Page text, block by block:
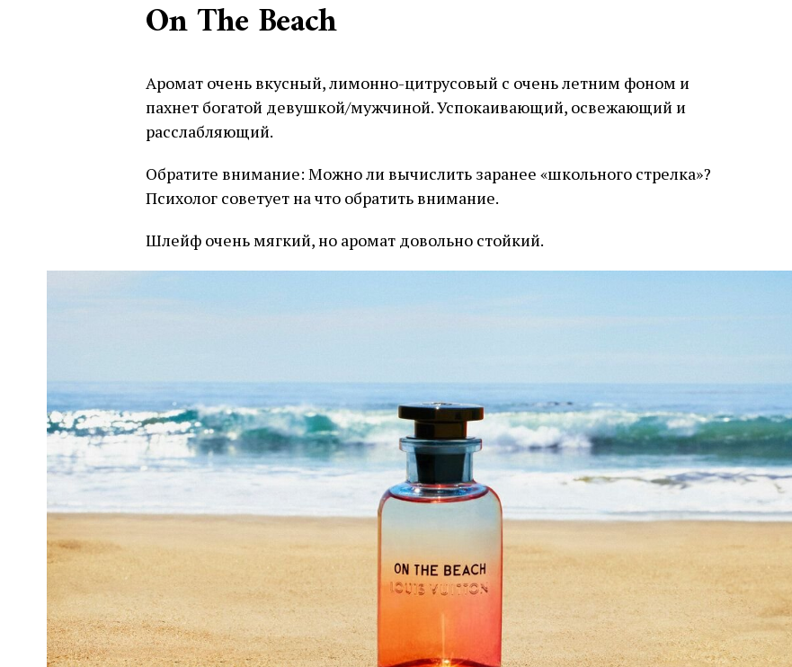
On The Beach
Аромат очень вкусный, лимонно-цитрусовый с очень летним фоном и
пахнет богатой девушкой/мужчиной. Успокаивающий, освежающий и
расслабляющий.
Обратите внимание: Можно ли вычислить заранее «школьного стрелка»?
Психолог советует на что обратить внимание.
Шлейф очень мягкий, но аромат довольно стойкий.